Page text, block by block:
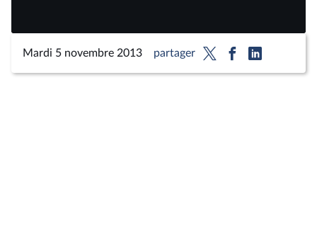
vidéo
Mardi 5 novembre 2013 partager